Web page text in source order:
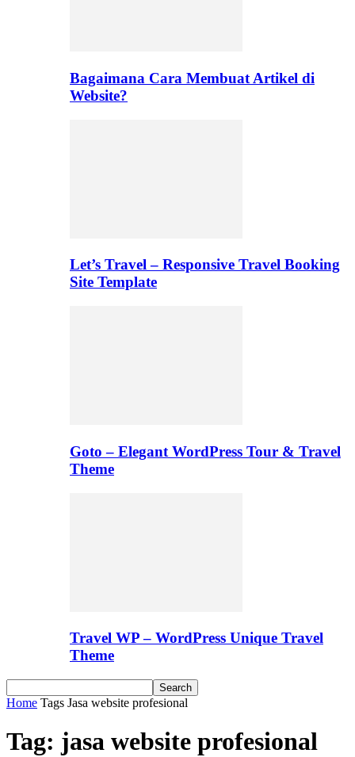
Bagaimana Cara Membuat Artikel di
Website?
Let’s Travel – Responsive Travel Booking
Site Template
Goto – Elegant WordPress Tour & Travel
Theme
Travel WP – WordPress Unique Travel
Theme
Home Tags Jasa website profesional
Tag: jasa website profesional